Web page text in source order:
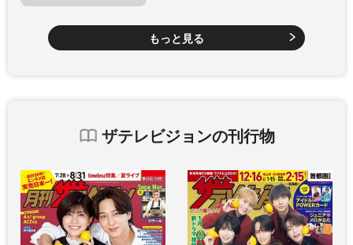
もっと見る
ザテレビジョンの刊行物